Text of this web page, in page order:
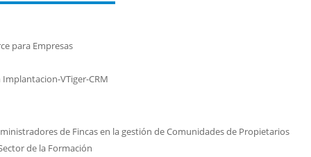
para Empresas
VTiger-CRM
de Fincas en la gestión de Comunidades de Propietarios
de la Formación